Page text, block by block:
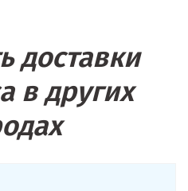
доставки
в других